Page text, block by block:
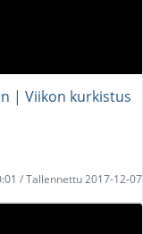
| Viikon kurkistus
/ Tallennettu 2017-12-07